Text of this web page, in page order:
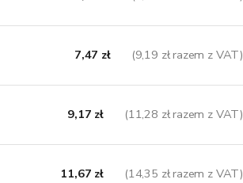
7,47 zł (9,19 zł razem z VAT)
9,17 zł (11,28 zł razem z VAT)
11,67 zł (14,35 zł razem z VAT)